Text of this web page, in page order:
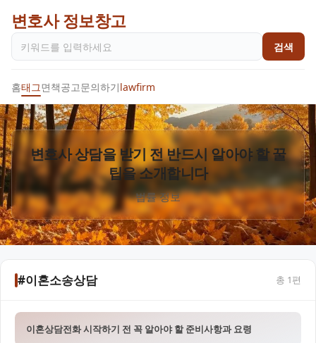
변호사 정보창고
검색
홈태그면책공고문의하기lawfirm
변호사 상담을 받기 전 반드시 알아야 할 꿀
팁을 소개합니다
법률 정보
#이혼소송상담 총 1편
이혼상담전화 시작하기 전 꼭 알아야 할 준비사항과 요령